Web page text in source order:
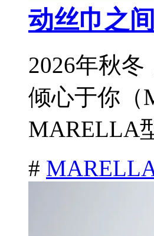
动丝巾之间
2026年秋
倾心于你（
MARELLA
#